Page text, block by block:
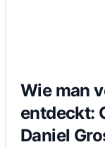
Wie man
entdeckt:
Daniel